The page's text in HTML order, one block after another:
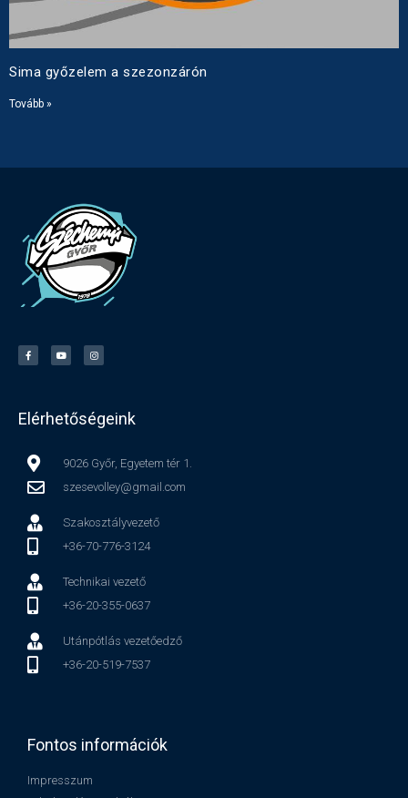
Sima győzelem a szezonzárón
Tovább »
Elérhetőségeink
9026 Győr, Egyetem tér 1.
szesevolley@gmail.com
Szakosztályvezető
+36-70-776-3124
Technikai vezető
+36-20-355-0637
Utánpótlás vezetőedző
+36-20-519-7537
Fontos információk
Impresszum